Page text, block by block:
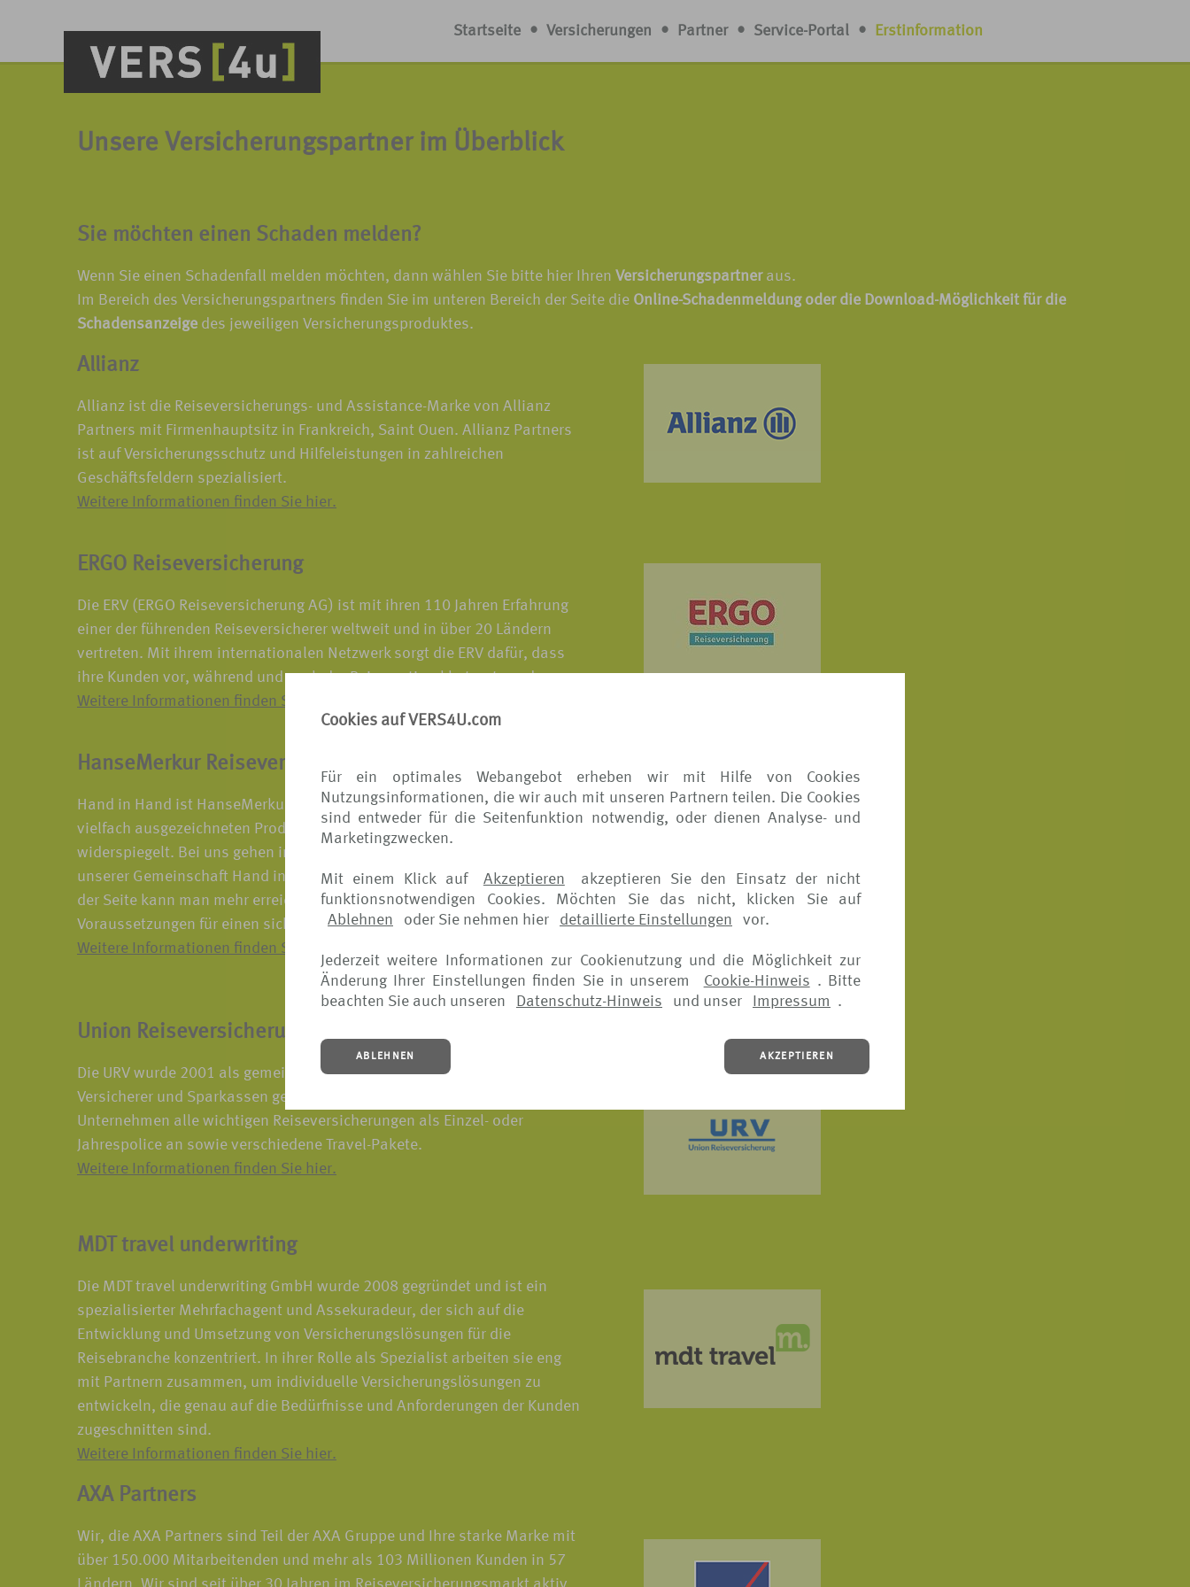
Cookies auf VERS4U.com
Für ein optimales Webangebot erheben wir mit Hilfe von Cookies
Nutzungsinformationen, die wir auch mit unseren Partnern teilen. Die Cookies
sind entweder für die Seitenfunktion notwendig, oder dienen Analyse- und
Marketingzwecken.
Mit einem Klick auf Akzeptieren
akzeptieren Sie den Einsatz der nicht
funktionsnotwendigen Cookies. Möchten Sie das nicht, klicken Sie auf
Ablehnen
oder Sie nehmen hier detaillierte Einstellungen vor.
Jederzeit weitere Informationen zur Cookienutzung und die Möglichkeit zur
Änderung Ihrer Einstellungen finden Sie in unserem
Cookie-Hinweis . Bitte
beachten Sie auch unseren
Datenschutz-Hinweis und unser Impressum .
ABLEHNEN AKZEPTIEREN
Startseite • Versicherungen • Partner • Service-Portal • Erstinformation
Unsere Versicherungspartner im Überblick
Sie möchten einen Schaden melden?
Wenn Sie einen Schadenfall melden möchten, dann wählen Sie bitte hier Ihren Versicherungspartner aus.
Im Bereich des Versicherungspartners finden Sie im unteren Bereich der Seite die Online-Schadenmeldung oder die Download-Möglichkeit für die
Schadensanzeige des jeweiligen Versicherungsproduktes.
Allianz
Allianz ist die Reiseversicherungs- und Assistance-Marke von Allianz
Partners mit Firmenhauptsitz in Frankreich, Saint Ouen. Allianz Partners
ist auf Versicherungsschutz und Hilfeleistungen in zahlreichen
Geschäftsfeldern spezialisiert.
Weitere Informationen finden Sie hier.
ERGO Reiseversicherung
Die ERV (ERGO Reiseversicherung AG) ist mit ihren 110 Jahren Erfahrung
einer der führenden Reiseversicherer weltweit und in über 20 Ländern
vertreten. Mit ihrem internationalen Netzwerk sorgt die ERV dafür, dass
ihre Kunden vor, während und nach der Reise optimal betreut werden.
Weitere Informationen finden Sie hier.
HanseMerkur Reiseversicherung
Hand in Hand ist HanseMerkur – ein Grundsatz, der sich in unseren
vielfach ausgezeichneten Produkten sowie in allen Leistungsangeboten
widerspiegelt. Bei uns gehen individuelle Ansprüche und die Stärke
unserer Gemeinschaft Hand in Hand. Denn mit einem starken Partner an
der Seite kann man mehr erreichen. Gemeinsam schaffen wir täglich die
Voraussetzungen für einen sicheren Urlaub.
Weitere Informationen finden Sie hier.
Union Reiseversicherung
Die URV wurde 2001 als gemeinsamer Reiseversicherer der öffentlichen
Versicherer und Sparkassen gegründet. Seit der Gründung bietet das
Unternehmen alle wichtigen Reiseversicherungen als Einzel- oder
Jahrespolice an sowie verschiedene Travel-Pakete.
Weitere Informationen finden Sie hier.
MDT travel underwriting
Die MDT travel underwriting GmbH wurde 2008 gegründet und ist ein
spezialisierter Mehrfachagent und Assekuradeur, der sich auf die
Entwicklung und Umsetzung von Versicherungslösungen für die
Reisebranche konzentriert. In ihrer Rolle als Spezialist arbeiten sie eng
mit Partnern zusammen, um individuelle Versicherungslösungen zu
entwickeln, die genau auf die Bedürfnisse und Anforderungen der Kunden
zugeschnitten sind.
Weitere Informationen finden Sie hier.
AXA Partners
Wir, die AXA Partners sind Teil der AXA Gruppe und Ihre starke Marke mit
über 150.000 Mitarbeitenden und mehr als 103 Millionen Kunden in 57